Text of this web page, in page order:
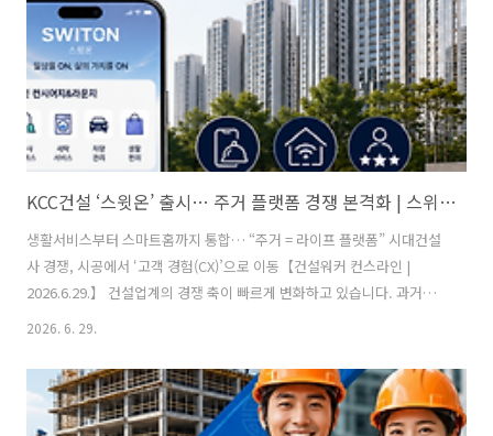
표 가운데 롯데건설이 449표를 얻으며 경쟁사인 대우건설을 제치고 시
공권을 확보했다...
KCC건설 ‘스윗온’ 출시… 주거 플랫폼 경쟁 본격화 | 스위첸 브랜드 전략 분석
생활서비스부터 스마트홈까지 통합… “주거 = 라이프 플랫폼” 시대건설
사 경쟁, 시공에서 ‘고객 경험(CX)’으로 이동【건설워커 컨스라인 |
2026.6.29.】 건설업계의 경쟁 축이 빠르게 변화하고 있습니다. 과거에
는 시공 품질과 브랜드 인지도가 핵심이었다면, 이제는 입주 이후의 ‘고
습니다. 즉, 분양이 끝나는 순간 관계가 끝나는 것이 아니라 입주 이후의
생활 편의와 서비스까지 브랜드 경쟁력이 되는 시대입니다. 이러한 흐름
속에서 KCC건설이 주거 플랫폼 ‘스윗온(SWITON)’을 선보였습니다.
2026. 6. 29.